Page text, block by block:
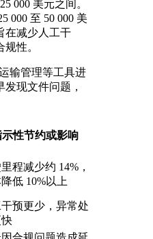
000 美元之间。
000 至 50 000 美
在减少人工干
性。
输管理等工具进
现文件问题，
性节约或影响
程减少约 14%，
低 10%以上
干预更少，异常处